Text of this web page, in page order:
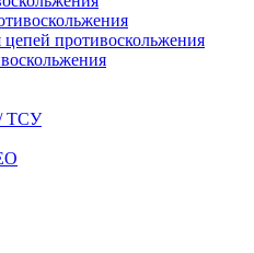
цепей противоскольжения
ТСУ